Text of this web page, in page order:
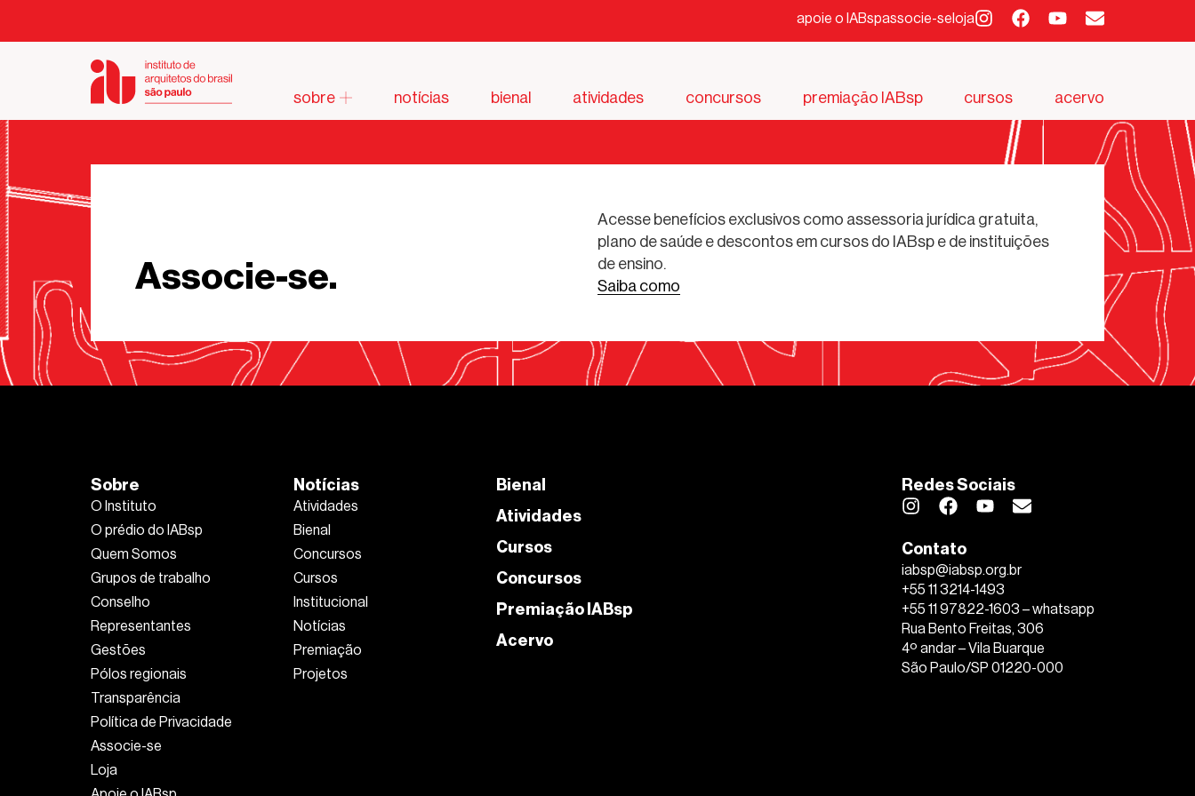
apoie o IABspassocie-seloja
sobre notícias bienal atividades concursos premiação IABsp cursos acervo
Associe-se.
Acesse benefícios exclusivos como assessoria jurídica gratuita,
plano de saúde e descontos em cursos do IABsp e de instituições
de ensino.
Saiba como
Sobre
O Instituto
O prédio do IABsp
Quem Somos
Grupos de trabalho
Conselho
Representantes
Gestões
Pólos regionais
Transparência
Política de Privacidade
Associe-se
Loja
Notícias
Atividades
Bienal
Concursos
Cursos
Institucional
Notícias
Premiação
Projetos
Bienal
Atividades
Cursos
Concursos
Premiação IABsp
Acervo
Redes Sociais
Contato
iabsp@iabsp.org.br
+55 11 3214-1493
+55 11 97822-1603 – whatsapp
Rua Bento Freitas, 306
4º andar – Vila Buarque
São Paulo/SP 01220-000